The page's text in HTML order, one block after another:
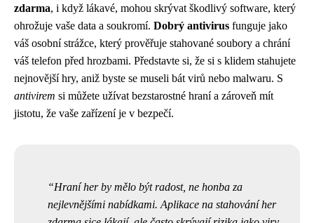
zdarma, i když lákavé, mohou skrývat škodlivý software, který
ohrožuje vaše data a soukromí. Dobrý antivirus funguje jako
váš osobní strážce, který prověřuje stahované soubory a chrání
váš telefon před hrozbami. Představte si, že si s klidem stahujete
nejnovější hry, aniž byste se museli bát virů nebo malwaru. S
antivirem si můžete užívat bezstarostné hraní a zároveň mít
jistotu, že vaše zařízení je v bezpečí.
Hraní her by mělo být radost, ne honba za
nejlevnějšími nabídkami. Aplikace na stahování her